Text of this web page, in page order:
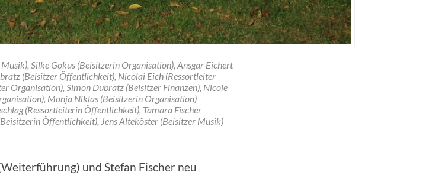
Silke Gokus (Beisitzerin Organisation), Ansgar Eichert
(Beisitzer Öffentlichkeit), Nicolai Eich (Ressortleiter
Organisation), Simon Dubratz (Beisitzer Finanzen), Nicole
Monja Niklas (Beisitzerin Organisation)
(Ressortleiterin Öffentlichkeit), Tamara Fischer
Öffentlichkeit), Jens Alteköster (Beisitzer Musik)
und Stefan Fischer neu